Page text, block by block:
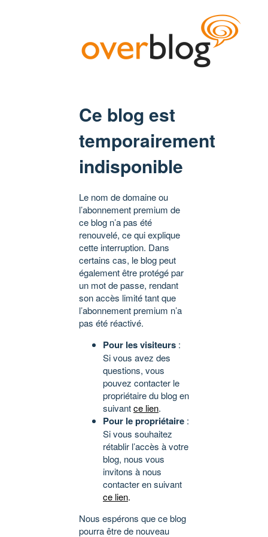
Ce blog est
temporairement
indisponible
Le nom de domaine ou
l’abonnement premium de
ce blog n’a pas été
renouvelé, ce qui explique
cette interruption. Dans
certains cas, le blog peut
également être protégé par
un mot de passe, rendant
son accès limité tant que
l’abonnement premium n’a
pas été réactivé.
Pour les visiteurs :
Si vous avez des
questions, vous
pouvez contacter le
propriétaire du blog en
suivantce lien.
Pour le propriétaire :
Si vous souhaitez
rétablir l’accès à votre
blog, nous vous
invitons à nous
contacter en suivant
ce lien.
Nous espérons que ce blog
pourra être de nouveau